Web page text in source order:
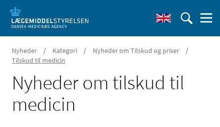
Nyheder / Kategori / Nyheder om Tilskud og priser /
Tilskud til medicin
Nyheder om tilskud til
medicin